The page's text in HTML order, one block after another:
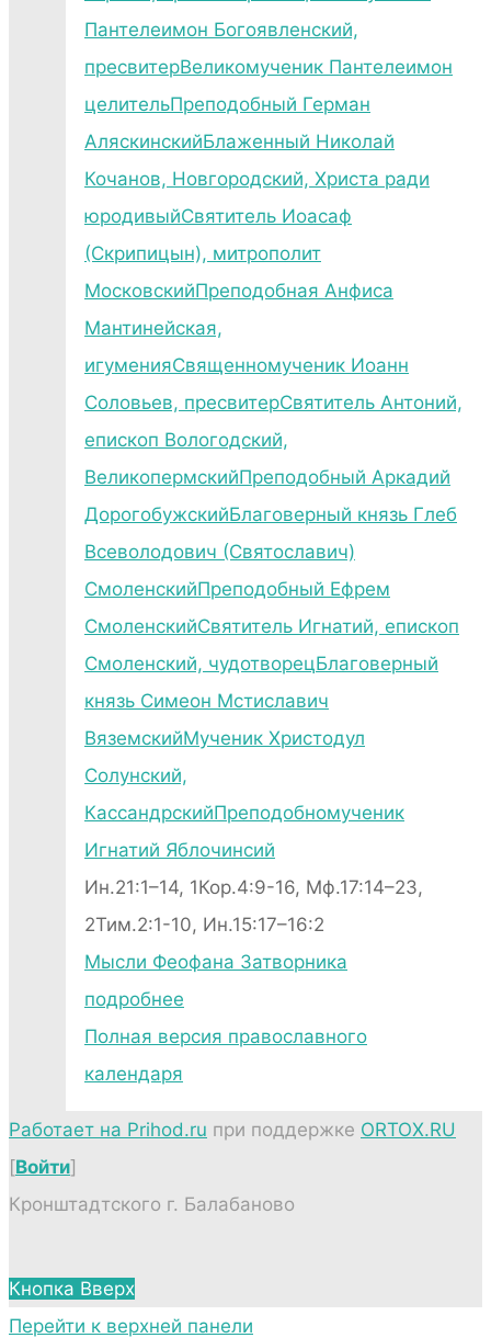
Пантелеимон Богоявленский,
пресвитерВеликомученик Пантелеимон
целительПреподобный Герман
АляскинскийБлаженный Николай
Кочанов, Новгородский, Христа ради
юродивыйСвятитель Иоасаф
(Скрипицын), митрополит
МосковскийПреподобная Анфиса
Мантинейская,
игуменияСвященномученик Иоанн
Соловьев, пресвитерСвятитель Антоний,
епископ Вологодский,
ВеликопермскийПреподобный Аркадий
ДорогобужскийБлаговерный князь Глеб
Всеволодович (Святославич)
СмоленскийПреподобный Ефрем
СмоленскийСвятитель Игнатий, епископ
Смоленский, чудотворецБлаговерный
князь Симеон Мстиславич
ВяземскийМученик Христодул
Солунский,
КассандрскийПреподобномученик
Игнатий Яблочинсий
Ин.21:1–14, 1Кор.4:9-16, Мф.17:14–23,
2Тим.2:1-10, Ин.15:17–16:2
Мысли Феофана Затворника
подробнее
Полная версия православного
календаря
Работает на Prihod.ru при поддержке ORTOX.RU
[Войти]
Кронштадтского г. Балабаново
Кнопка Вверх
Перейти к верхней панели